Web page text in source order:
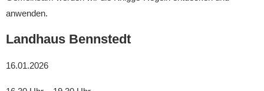
anwenden.
Landhaus Bennstedt
16.01.2026